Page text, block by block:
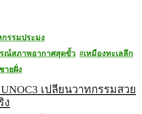
รรมประมง
รณ์สภาพอากาศสุดขั้ว
เหมืองทะเลลึก
ายฝั่ง
เปลี่ยนวาทกรรมสวย
ง